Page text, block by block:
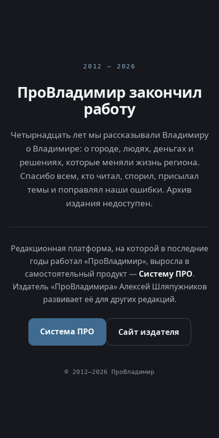
2012 — 2026
ПроВладимир закончил
работу
Четырнадцать лет мы рассказывали Владимиру
о Владимире: о городе, людях, деньгах и
решениях, которые меняли жизнь региона.
Спасибо всем, кто читал, спорил, присылал
темы и поправлял наши ошибки. Архив
издания недоступен.
Редакционная платформа, на которой в последние
годы работал «ПроВладимир», выросла в
самостоятельный продукт — Систему ПРО.
Издатель «ПроВладимира» Алексей Шляпужников
развивает её для других редакций.
Система ПРО Сайт издателя
© 2012–2026 ПроВладимир